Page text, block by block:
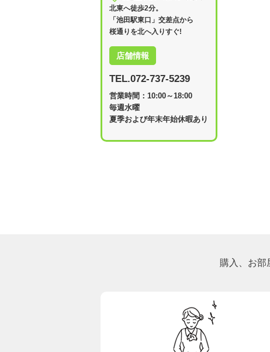
北東へ徒歩2分。
「池田駅東口」交差点から
桜通りを北へ入りすぐ!
店舗情報
TEL.072-737-5239
営業時間：10:00～18:00
毎週水曜
夏季および年末年始休暇あり
購入、お部